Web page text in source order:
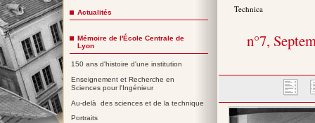
Technica
n°7,
Actualités
Mémoire de l'École Centrale de
Lyon
150 ans d'histoire d'une institution
Enseignement et Recherche en
Sciences pour l'Ingénieur
Au-delà des sciences et de la technique
Portraits